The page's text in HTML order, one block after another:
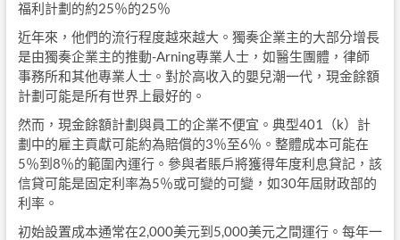
福利計劃的約25％的25％
近年來，他們的流行程度越來越大。獨奏企業主的大部分增長
是由獨奏企業主的推動-Arning專業人士，如醫生團體，律師
事務所和其他專業人士。對於高收入的嬰兒潮一代，現金餘額
計劃可能是所有世界上最好的。
然而，現金餘額計劃與員工的企業不便宜。典型401（k）計
劃中的雇主貢獻可能約為賠償的3％至6％。整體成本可能在
5％到8％的範圍內運行。參與者賬戶將獲得年度利息貸記，該
信貸可能是固定利率為5％或可變的可變，如30年屆財政部的
利率。
初始設置成本通常在2,000美元到5,000美元之間運行。每年一